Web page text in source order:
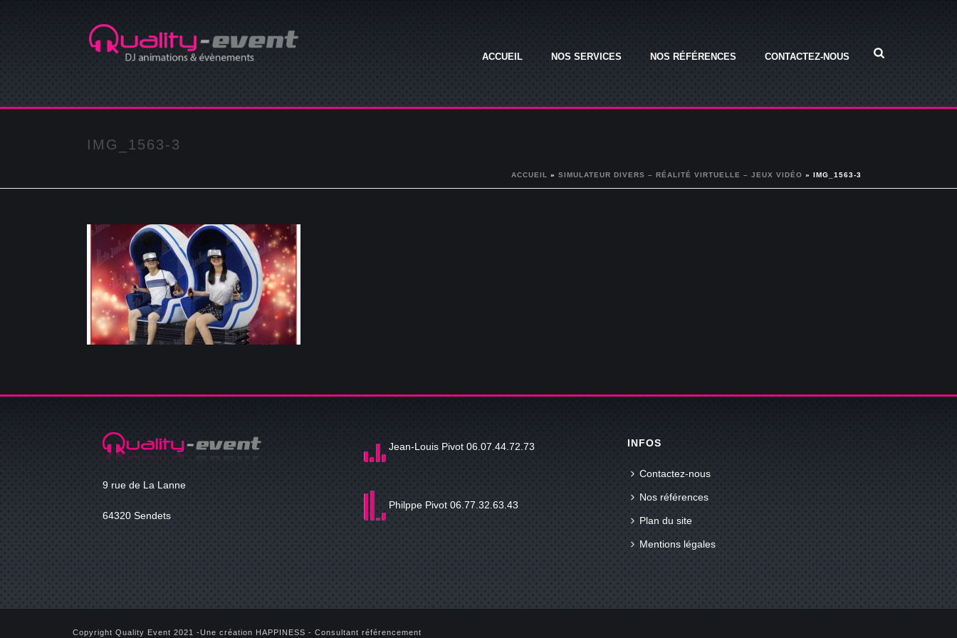
ACCUEIL NOS SERVICES NOS RÉFÉRENCES CONTACTEZ-NOUS
IMG_1563-3
ACCUEIL » SIMULATEUR DIVERS – RÉALITÉ VIRTUELLE – JEUX VIDÉO » IMG_1563-3
9 rue de La Lanne
64320 Sendets
Jean-Louis Pivot 06.07.44.72.73
Philppe Pivot 06.77.32.63.43
INFOS
Contactez-nous
Nos références
Plan du site
Mentions légales
Copyright Quality Event 2021 -Une création HAPPINESS - Consultant référencement